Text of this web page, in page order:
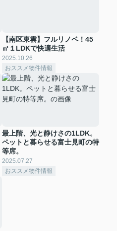
【南区東雲】フルリノベ！45
㎡１LDKで快適生活
2025.10.26
おススメ物件情報
最上階、光と静けさの1LDK。
ペットと暮らせる富士見町の特
等席。
2025.07.27
おススメ物件情報